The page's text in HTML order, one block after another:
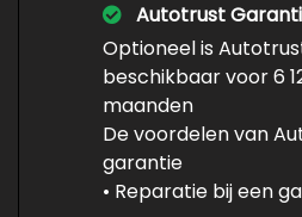
Sportvelgen
Trekhaak met
Warmtewerend glas
Interieur
Achterbank in delen
Autotrust
Optioneel is
beschikbaar voor 6
maanden
De voordelen van
garantie
• Reparatie bij een